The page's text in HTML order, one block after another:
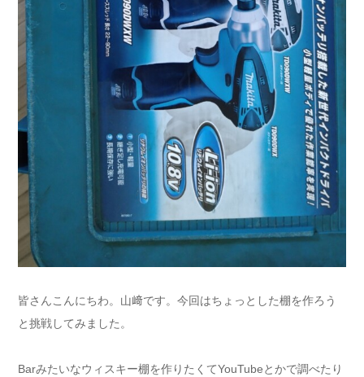
皆さんこんにちわ。山﨑です。今回はちょっとした棚を作ろう
と挑戦してみました。
Barみたいなウィスキー棚を作りたくてYouTubeとかで調べたり